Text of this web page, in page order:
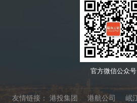
官方微信公众号
友情链接： 港投集团 港航公司 岷